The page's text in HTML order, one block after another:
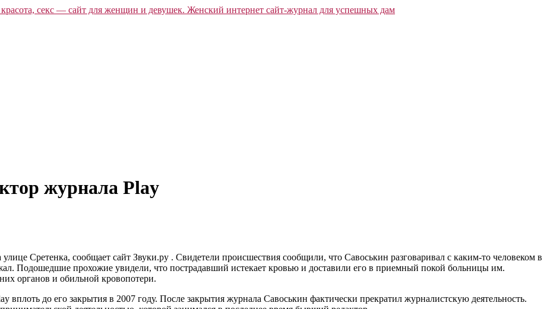
журнала Play
Сретенка, сообщает сайт Звуки.ру . Свидетели происшествия сообщили, что Савоськин разговаривал с каким-то человеком в
Подошедшие прохожие увидели, что пострадавший истекает кровью и доставили его в приемный покой больницы им.
органов и обильной кровопотери.
до его закрытия в 2007 году. После закрытия журнала Савоськин фактически прекратил журналистскую деятельность.